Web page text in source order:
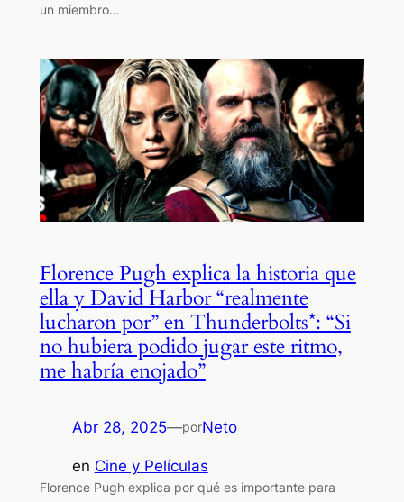
un miembro…
Florence Pugh explica la historia que
ella y David Harbor “realmente
lucharon por” en Thunderbolts*: “Si
no hubiera podido jugar este ritmo,
me habría enojado”
Abr 28, 2025—porNeto
en Cine y Películas
Florence Pugh explica por qué es importante para